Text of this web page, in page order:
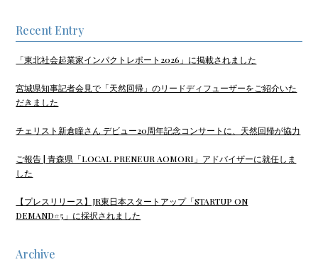
Recent Entry
「東北社会起業家インパクトレポート2026」に掲載されました
宮城県知事記者会見で「天然回帰」のリードディフューザーをご紹介いた
だきました
チェリスト新倉瞳さん デビュー20周年記念コンサートに、天然回帰が協力
ご報告 | 青森県「LOCAL PRENEUR AOMORI」アドバイザーに就任しま
した
【プレスリリース】JR東日本スタートアップ「STARTUP ON
DEMAND#5」に採択されました
Archive